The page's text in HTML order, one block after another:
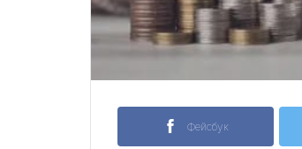
Фейсбук